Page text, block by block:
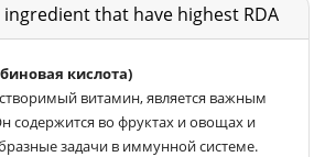
that have highest RDA
кислота)
витамин, является важным
содержится во фруктах и овощах и
задачи в иммунной системе.